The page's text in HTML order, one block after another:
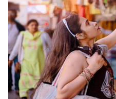
Shetty speech |
ಶೇ.50 ರಿಂದ ಶೇ.18 ಕ್ಕೆ
ಟ್ರಂಪ್ ಐತಿಹಾಸಿಕ ಒಪ್ಪಂದ |
Trade Deal | Party